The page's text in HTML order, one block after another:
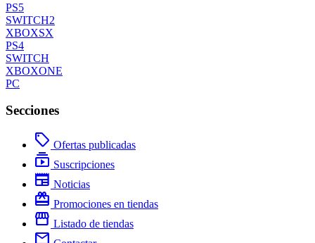
PS5
SWITCH2
XBOXSX
PS4
SWITCH
XBOXONE
PC
Secciones
local_offer Ofertas publicadas
subscriptions Suscripciones
newspaper Noticias
redeem Promociones en tiendas
storefront Listado de tiendas
mail